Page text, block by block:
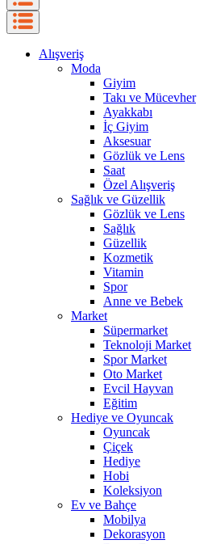
Alışveriş
Moda
Giyim
Takı ve Mücevher
Ayakkabı
İç Giyim
Aksesuar
Gözlük ve Lens
Saat
Özel Alışveriş
Sağlık ve Güzellik
Gözlük ve Lens
Sağlık
Güzellik
Kozmetik
Vitamin
Spor
Anne ve Bebek
Market
Süpermarket
Teknoloji Market
Spor Market
Oto Market
Evcil Hayvan
Eğitim
Hediye ve Oyuncak
Oyuncak
Çiçek
Hediye
Hobi
Koleksiyon
Ev ve Bahçe
Mobilya
Dekorasyon